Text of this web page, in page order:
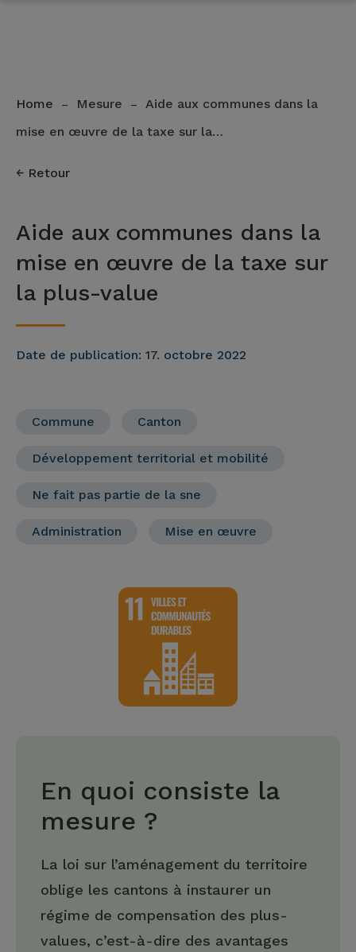
Home – Mesure –
Aide aux communes dans la
mise en œuvre de la taxe sur la…
Retour
Aide aux communes dans la
mise en œuvre de la taxe sur
la plus-value
Date de publication: 17. octobre 2022
Commune Canton
Développement territorial et mobilité
Ne fait pas partie de la sne
Administration Mise en œuvre
En quoi consiste la
mesure ?
La loi sur l’aménagement du territoire
oblige les cantons à instaurer un
régime de compensation des plus-
values, c’est-à-dire des avantages